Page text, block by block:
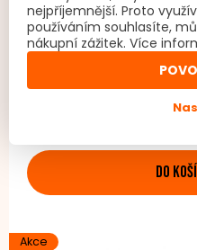
LORD O4
Vestavný odsavač par Šířka: 59,6 cm Energetická třída: B
Hlučnost: min. 47 dB / max. 65 dB LED osvětlení
tlačítka / dálkové Barva:
DO
Akce
nejpříjemnější. Proto
používáním souhlasíte,
nákupní zážitek. Více